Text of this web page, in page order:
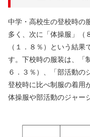
中学・高校生の登校時の
多く、次に「体操服」（
（１．８％）という結
す。下校時の服装は、「
６．３％）、「部活動の
登校時に比べ制服の着用
体操服や部活動のジャー